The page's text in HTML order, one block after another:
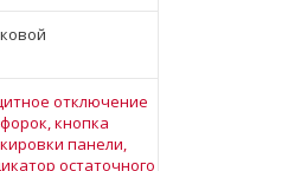
отключение
кнопка
панели,
остаточного